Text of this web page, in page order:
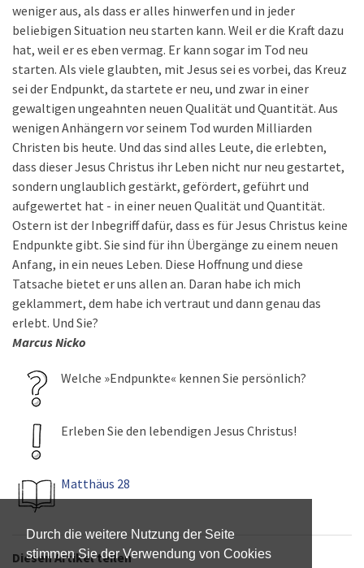
Durch die weitere Nutzung der Seite
stimmen Sie der Verwendung von Cookies
weniger aus, als dass er alles hinwerfen und in jeder
beliebigen Situation neu starten kann. Weil er die Kraft dazu
hat, weil er es eben vermag. Er kann sogar im Tod neu
starten. Als viele glaubten, mit Jesus sei es vorbei, das Kreuz
sei der Endpunkt, da startete er neu, und zwar in einer
gewaltigen ungeahnten neuen Qualität und Quantität. Aus
wenigen Anhängern vor seinem Tod wurden Milliarden
Christen bis heute. Und das sind alles Leute, die erlebten,
dass dieser Jesus Christus ihr Leben nicht nur neu gestartet,
sondern unglaublich gestärkt, gefördert, geführt und
aufgewertet hat - in einer neuen Qualität und Quantität.
Ostern ist der Inbegriff dafür, dass es für Jesus Christus keine
Endpunkte gibt. Sie sind für ihn Übergänge zu einem neuen
Anfang, in ein neues Leben. Diese Hoffnung und diese
Tatsache bietet er uns allen an. Daran habe ich mich
geklammert, dem habe ich vertraut und dann genau das
erlebt. Und Sie?
Marcus Nicko
Welche »Endpunkte« kennen Sie persönlich?
Erleben Sie den lebendigen Jesus Christus!
Matthäus 28
Diesen Artikel teilen